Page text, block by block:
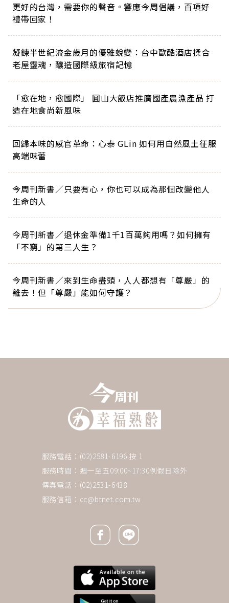
更好的台灣，需要你的聲音。響應今周倡議，百項好
禮帶回家！
凝鍊半世紀流金歲月的優雅蛻變：台中歐酷酒店揉合
老屋靈魂，釀造國際級旅宿記憶
「愈在地，愈國際」 圓山大飯店推廣國產農漁產品 打
造在地食尚新風味
回歸本味的感官革命：心泰 GLin 如何用自然風土征服
高端味蕾
今周刊新書／只要有心，你也可以成為那個改變他人
生命的人
今周刊新書／退休金準備1千1百萬夠用嗎？如何擁有
「不窮」的第三人生？
今周刊新書／來到生命盡頭，人人都想有「尊嚴」的
離去！但「尊嚴」能如何守護？
服務電話：(02)2581-6196 按 1
服務時間：週一至五09:00~17:30例假日除外
傳真電話：(02)2531-6438
服務信箱： cc@btnet.com.tw
Facebook icon
Line icon